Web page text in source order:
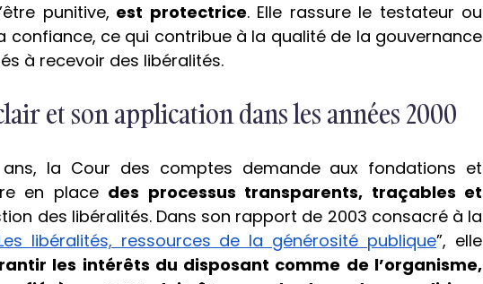
punitive, est protectrice. Elle rassure le testateur ou
confiance, ce qui contribue à la qualité de la gouvernance
à recevoir des libéralités.
et son application dans les années 2000
la Cour des comptes demande aux fondations et
en place des processus transparents, traçables et
des libéralités. Dans son rapport de 2003 consacré à la
libéralités, ressources de la générosité publique”, elle
les intérêts du disposant comme de l’organisme,